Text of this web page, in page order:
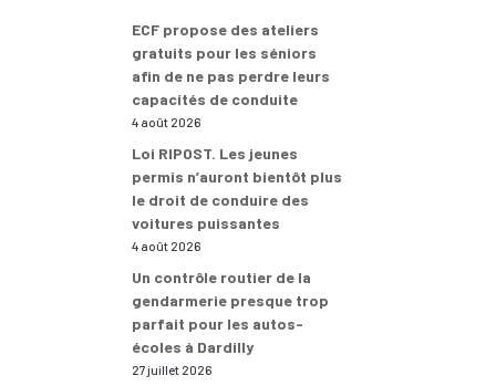
ECF propose des ateliers
gratuits pour les séniors
afin de ne pas perdre leurs
capacités de conduite
4 août 2026
Loi RIPOST. Les jeunes
permis n’auront bientôt plus
le droit de conduire des
voitures puissantes
4 août 2026
Un contrôle routier de la
gendarmerie presque trop
parfait pour les autos-
écoles à Dardilly
27 juillet 2026